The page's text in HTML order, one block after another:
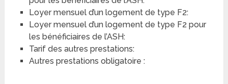
Loyer mensuel d’un logement de type F2:
Loyer mensuel d’un logement de type F2 pour
les bénéficiaires de l’ASH:
Tarif des autres prestations:
Autres prestations obligatoire :